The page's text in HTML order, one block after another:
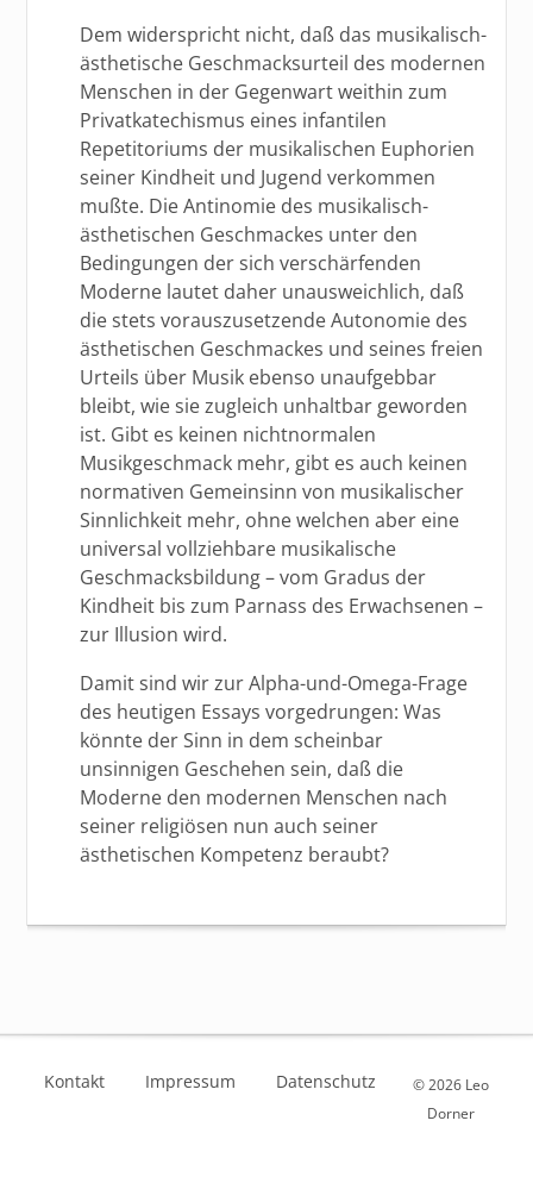
Dem widerspricht nicht, daß das musikalisch-
ästhetische Geschmacksurteil des modernen
Menschen in der Gegenwart weithin zum
Privatkatechismus eines infantilen
Repetitoriums der musikalischen Euphorien
seiner Kindheit und Jugend verkommen
mußte. Die Antinomie des musikalisch-
ästhetischen Geschmackes unter den
Bedingungen der sich verschärfenden
Moderne lautet daher unausweichlich, daß
die stets vorauszusetzende Autonomie des
ästhetischen Geschmackes und seines freien
Urteils über Musik ebenso unaufgebbar
bleibt, wie sie zugleich unhaltbar geworden
ist. Gibt es keinen nichtnormalen
Musikgeschmack mehr, gibt es auch keinen
normativen Gemeinsinn von musikalischer
Sinnlichkeit mehr, ohne welchen aber eine
universal vollziehbare musikalische
Geschmacksbildung – vom Gradus der
Kindheit bis zum Parnass des Erwachsenen –
zur Illusion wird.
Damit sind wir zur Alpha-und-Omega-Frage
des heutigen Essays vorgedrungen: Was
könnte der Sinn in dem scheinbar
unsinnigen Geschehen sein, daß die
Moderne den modernen Menschen nach
seiner religiösen nun auch seiner
ästhetischen Kompetenz beraubt?
Kontakt Impressum Datenschutz
© 2026 Leo
Dorner